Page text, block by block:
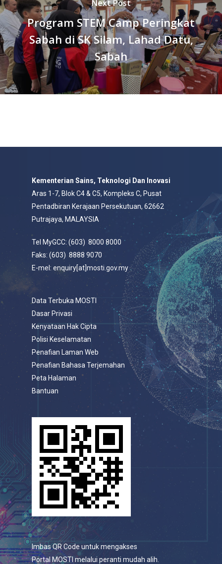
Next Post
Program STEM Camp Peringkat
Sabah di SK Silam, Lahad Datu,
Sabah
Kementerian Sains, Teknologi Dan Inovasi
Aras 1-7, Blok C4 & C5, Kompleks C, Pusat
Pentadbiran Kerajaan Persekutuan, 62662
Putrajaya, MALAYSIA
Tel MyGCC: (603) 8000 8000
Faks: (603) 8888 9070
E-mel: enquiry[at]mosti.gov.my
Data Terbuka MOSTI
Dasar Privasi
Kenyataan Hak Cipta
Polisi Keselamatan
Penafian Laman Web
Penafian Bahasa Terjemahan
Peta Halaman
Bantuan
Imbas QR Code untuk mengakses
Portal MOSTI melalui peranti mudah alih.